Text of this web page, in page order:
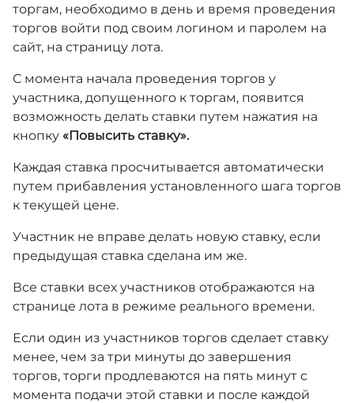
торгам, необходимо в день и время проведения
торгов войти под своим логином и паролем на
сайт, на страницу лота.
С момента начала проведения торгов у
участника, допущенного к торгам, появится
возможность делать ставки путем нажатия на
кнопку «Повысить ставку».
Каждая ставка просчитывается автоматически
путем прибавления установленного шага торгов
к текущей цене.
Участник не вправе делать новую ставку, если
предыдущая ставка сделана им же.
Все ставки всех участников отображаются на
странице лота в режиме реального времени.
Если один из участников торгов сделает ставку
менее, чем за три минуты до завершения
торгов, торги продлеваются на пять минут с
момента подачи этой ставки и после каждой